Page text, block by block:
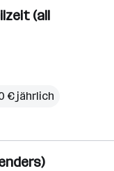
(all
€ jährlich